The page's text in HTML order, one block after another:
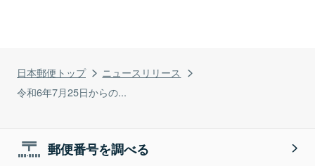
日本郵便トップ
ニュースリリース
令和6年7月25日からの...
郵便番号を調べる